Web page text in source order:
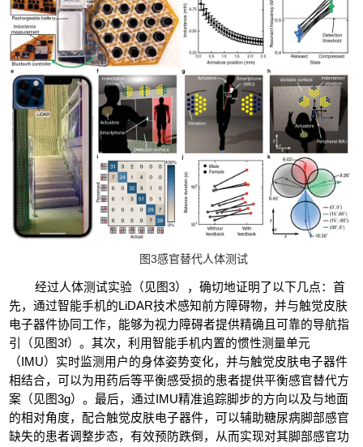
图3感官替代人体测试
经过人体测试实验（见图3），确切地证明了以下几点：首
先，通过智能手机的 LiDAR技术感知前方障碍物，并与触觉皮肤
电子器件协同工作，能够为视力障碍者提供精确且可靠的导航指
引（见图3f）。其次，利用智能手机内置的惯性测量单元
（ IMU）实时监测用户的身体姿势变化，并与触觉皮肤电子器件
相结合，可以为用药后等平衡感受损的患者提供平衡感官替代方
案（见图3g）。最后，通过 IMU精准追踪脚步的方向以及与地面
的相对角度，配合触觉皮肤电子器件，可以辅助糖尿病脚部感官
缺失的患者调整步态，有效预防跌倒，从而实现对其脚部感官功